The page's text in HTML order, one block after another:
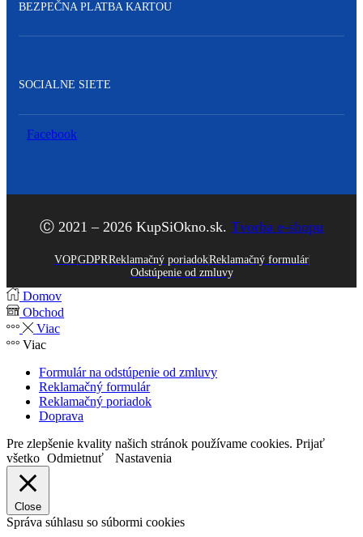
BEZPEČNA PLATBA KARTOU
SOCIALNE SIETE
Facebook
Ⓒ 2021 – 2026 KupSiOkno.sk. Tvorba e-shopu
VOPGDPRReklamačný poriadokReklamačný formulár
Odstúpenie od zmluvy
Domov
Obchod
Viac
Viac
Formulár na odstúpenie od zmluvy
Reklamačný formulár
Reklamačný poriadok
Doprava
Pre zlepšenie kvality našich stránok používame cookies. Prijať
všetko Odmietnuť Nastavenia
Close
Správa súhlasu so súbormi cookies